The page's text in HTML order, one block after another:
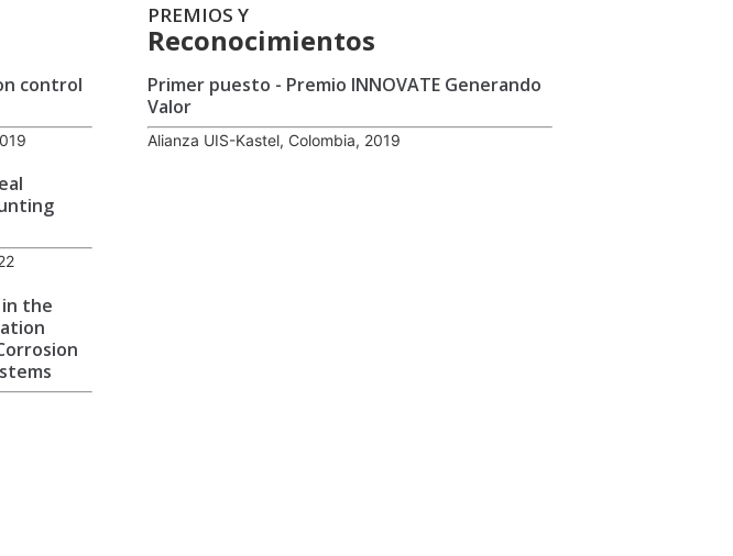
control
the
PREMIOS Y
Reconocimientos
Primer puesto - Premio INNOVATE Generando
Valor
Alianza UIS-Kastel, Colombia, 2019